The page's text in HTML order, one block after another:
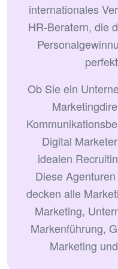
internationales
HR-Beratern, die
Ob Sie ein
Digital
idealen
Diese
decken alle
Marketing,
Markenführung,
Marketing